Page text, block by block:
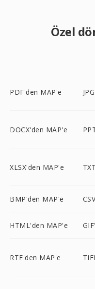
Özel
PDF'den MAP'e
DOCX'den MAP'e
XLSX'den MAP'e
BMP'den MAP'e
HTML'den MAP'e
RTF'den MAP'e